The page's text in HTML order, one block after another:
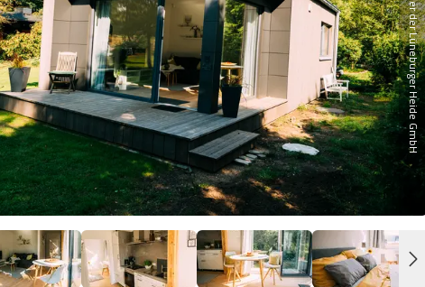
Partner der Lüneburger Heide GmbH